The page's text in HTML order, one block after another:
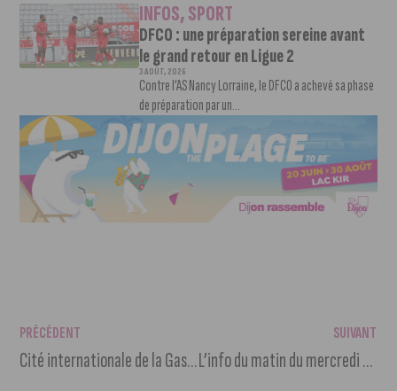
INFOS,SPORT
DFCO : une préparation sereine avant
le grand retour en Ligue 2
3 AOÛT, 2026
Contre l’AS Nancy Lorraine, le DFCO a achevé sa phase
de préparation par un...
PRÉCÉDENT
Cité internationale de la Gastronomie et du Vin : date d’inauguration
SUIVANT
L’info du matin du mercredi 1er décembre 2021